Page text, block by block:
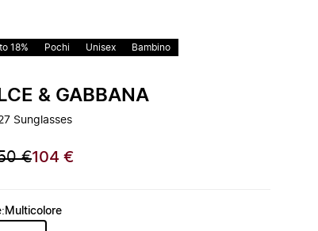
18% Pochi Unisex Bambino
& GABBANA
Sunglasses
€104 €
: Multicolore